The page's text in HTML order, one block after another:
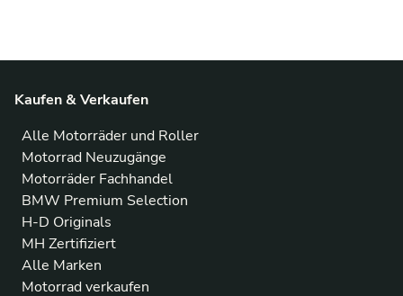
Kaufen & Verkaufen
Alle Motorräder und Roller
Motorrad Neuzugänge
Motorräder Fachhandel
BMW Premium Selection
H-D Originals
MH Zertifiziert
Alle Marken
Motorrad verkaufen